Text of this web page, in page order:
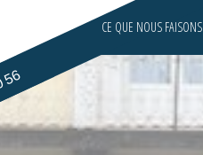
CE QUE NOUS FAISONS